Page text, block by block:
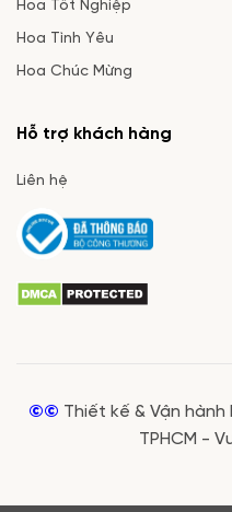
Hoa Tốt Nghiệp
Hoa Tình Yêu
Hoa Chúc Mừng
Hỗ trợ khách hàng
Liên hệ
©© Thiết kế & Vận
TPHCM -